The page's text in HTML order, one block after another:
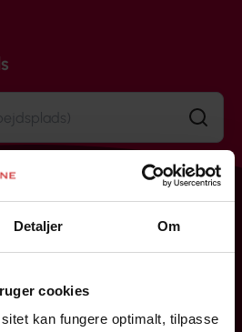
Detaljer Om
cookies
kan fungere optimalt, tilpasse
Søg